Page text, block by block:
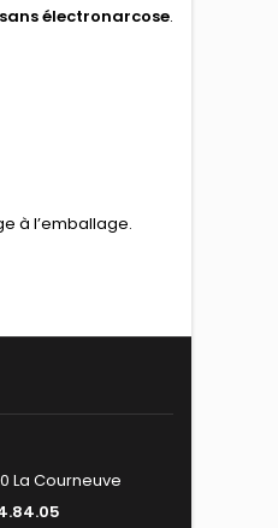
électronarcose.
à l’emballage.
La Courneuve